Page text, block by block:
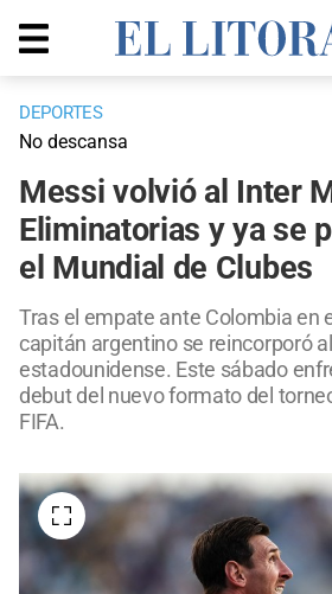
DEPORTES
No descansa
Messi volvió al Inter
Eliminatorias y ya se
el Mundial de Clubes
Tras el empate ante Colombia en
capitán argentino se reincorporó
estadounidense. Este sábado
debut del nuevo formato del
FIFA.